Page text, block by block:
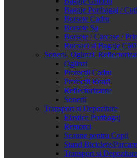
Bagaje Portbagaj /
Borsete Cadru
Borsete Șa
Borsete / Carcase /
Rucsaci și Bagaje
Sonerii, Oglinzi,
Oglinzi
Protecții Cadru
Protecții Roată
Reflectorizante
Sonerii
Transport și Depozitare
Elastice Portbagaj
Remorci
Scaune pentru Copii
Stand Biciclete/Parcare
Transport si Depozitare